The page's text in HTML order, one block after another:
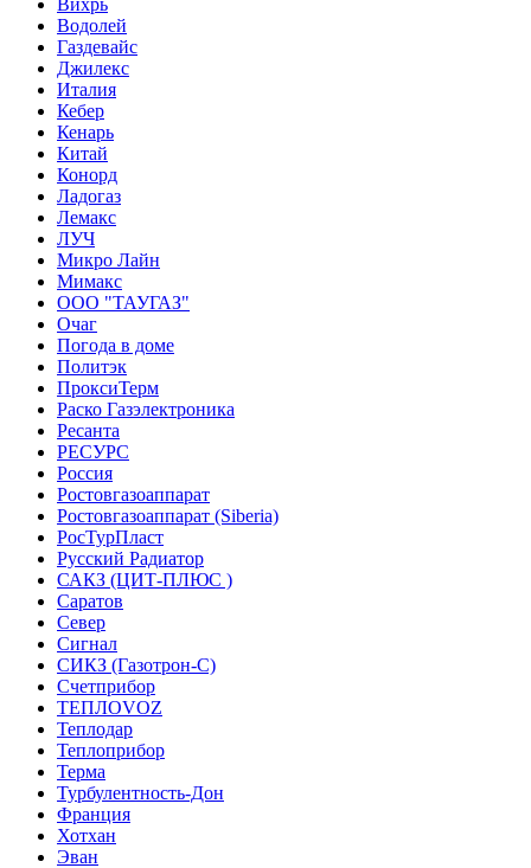
Вихрь
Водолей
Газдевайс
Джилекс
Италия
Кебер
Кенарь
Китай
Конорд
Ладогаз
Лемакс
ЛУЧ
Микро Лайн
Мимакс
ООО "ТАУГАЗ"
Очаг
Погода в доме
Политэк
ПроксиТерм
Раско Газэлектроника
Ресанта
РЕСУРС
Россия
Ростовгазоаппарат
Ростовгазоаппарат (Siberia)
РосТурПласт
Русский Радиатор
САКЗ (ЦИТ-ПЛЮС )
Саратов
Север
Сигнал
СИКЗ (Газотрон-С)
Счетприбор
ТЕПЛОVOZ
Теплодар
Теплоприбор
Терма
Турбулентность-Дон
Франция
Хотхан
Эван